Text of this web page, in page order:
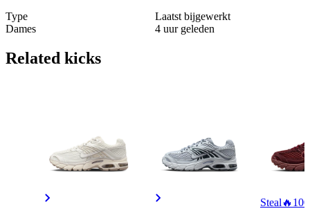
Type
Dames
Laatst bijgewerkt
4 uur geleden
Related kicks
Steal 🔥